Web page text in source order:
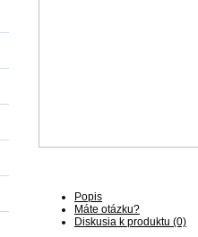
Popis
Máte otázku?
Diskusia k produktu (0)